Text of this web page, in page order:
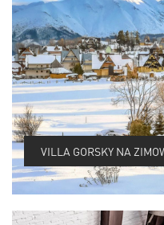
VILLA GORSKY NA